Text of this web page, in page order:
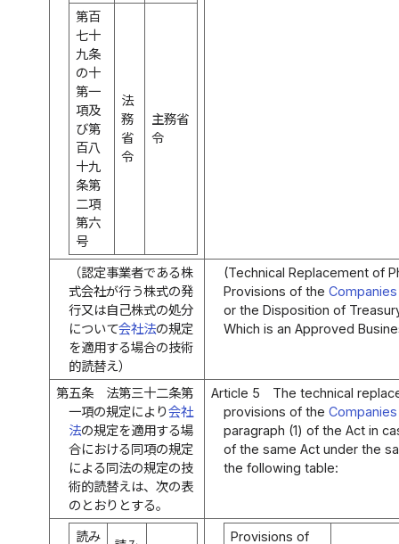
第百
七十
九条
の十
第一
項及
び第
百八
十九
条第
二項
第六
号
法
務
省
令
主務省
令
（認定事業者である株
式会社が行う株式の発
行又は自己株式の処分
について会社法の規定
を適用する場合の技術
的読替え）
(Technical Replacement of
Provisions of the
or the Disposition of
Which is an Approved
第五条
法第三十二条第
一項の規定により会社
法の規定を適用する場
合における同項の規定
による同法の規定の技
術的読替えは、次の表
のとおりとする。
Article 5
The technical
provisions of the
paragraph (1) of the Act in
of the same Act under the
the following table:
読み Provisions of